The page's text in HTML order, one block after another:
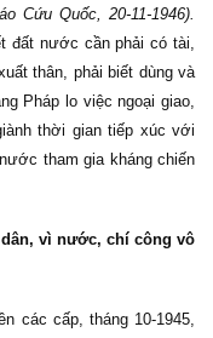
Cứu Quốc, 20-11-1946).
đất nước cần phải có tài,
thân, phải biết dùng và
Pháp lo việc ngoại giao,
thời gian tiếp xúc với
tham gia kháng chiến
vì nước, chí công vô
các cấp, tháng 10-1945,